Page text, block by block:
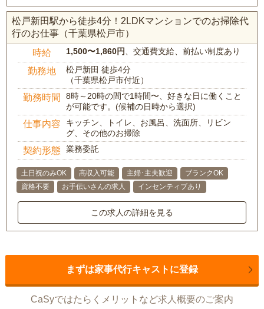
松戸新田駅から徒歩4分！2LDKマンションでのお掃除代
行のお仕事（千葉県松戸市）
時給 1,500〜1,860円、交通費支給、前払い制度あり
勤務地
松戸新田 徒歩4分
（千葉県松戸市付近）
勤務時間
8時～20時の間で1時間〜、好きな日に働くこと
が可能です。(候補の日時から選択)
仕事内容
キッチン、トイレ、お風呂、洗面所、リビン
グ、その他のお掃除
契約形態 業務委託
土日祝のみOK 高収入可能 主婦･主夫歓迎
ブランクOK
資格不要
お手伝いさんの求人 インセンティブあり
この求人の詳細を見る
まずは家事代行キャストに登録
CaSyではたらくメリットなど求人概要のご案内